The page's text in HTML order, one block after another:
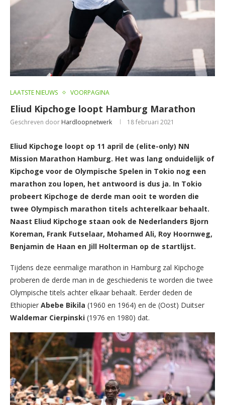
LAATSTE NIEUWS VOORPAGINA
Eliud Kipchoge loopt Hamburg Marathon
Geschreven door Hardloopnetwerk 18 februari 2021
Eliud Kipchoge loopt op 11 april de (elite-only) NN
Mission Marathon Hamburg. Het was lang onduidelijk of
Kipchoge voor de Olympische Spelen in Tokio nog een
marathon zou lopen, het antwoord is dus ja. In Tokio
probeert Kipchoge de derde man ooit te worden die
twee Olympisch marathon titels achterelkaar behaalt.
Naast Eliud Kipchoge staan ook de Nederlanders Bjorn
Koreman, Frank Futselaar, Mohamed Ali, Roy Hoornweg,
Benjamin de Haan en Jill Holterman op de startlijst.
Tijdens deze eenmalige marathon in Hamburg zal Kipchoge
proberen de derde man in de geschiedenis te worden die twee
Olympische titels achter elkaar behaalt. Eerder deden de
Ethiopier Abebe Bikila (1960 en 1964) en de (Oost) Duitser
Waldemar Cierpinski (1976 en 1980) dat.